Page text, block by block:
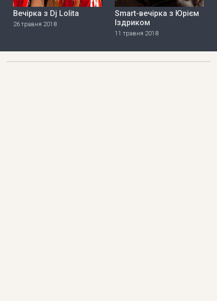
Вечірка з Dj Lolita
26 травня 2018
Smart-вечірка з Юрієм
Іздриком
11 травня 2018